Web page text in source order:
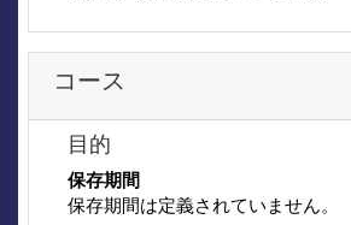
コース
目的
保存期間
保存期間は定義されていません。